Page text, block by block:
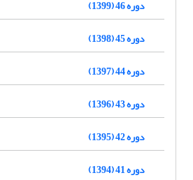
دوره 46 (1399)
دوره 45 (1398)
دوره 44 (1397)
دوره 43 (1396)
دوره 42 (1395)
دوره 41 (1394)